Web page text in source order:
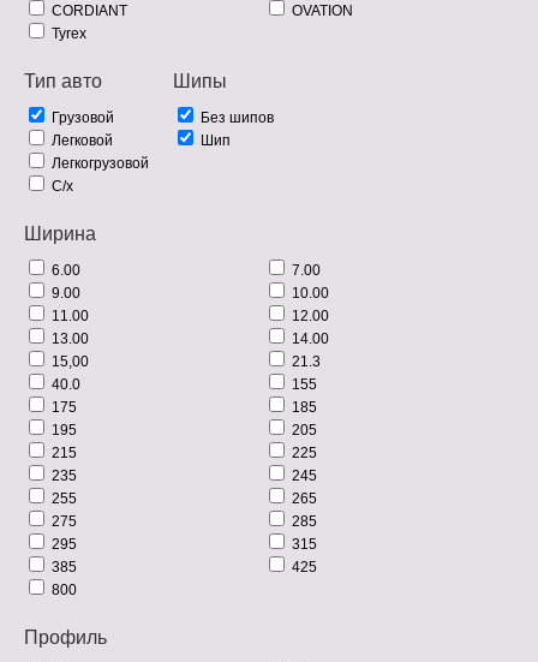
CORDIANT
OVATION
Tyrex
Тип авто
Грузовой
Легковой
Легкогрузовой
С/х
Шипы
Без шипов
Шип
Ширина
6.00
7.00
9.00
10.00
11.00
12.00
13.00
14.00
15,00
21.3
40.0
155
175
185
195
205
215
225
235
245
255
265
275
285
295
315
385
425
800
Профиль